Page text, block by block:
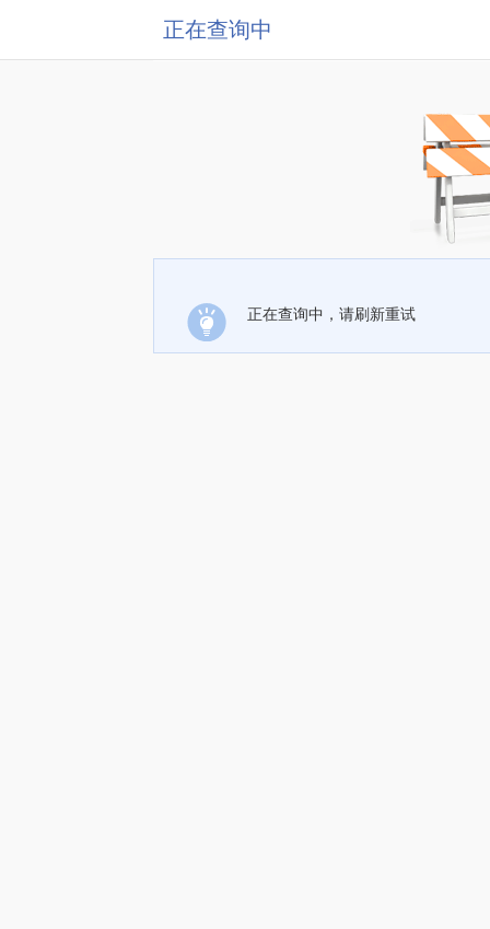
正在查询中
正在查询中，请刷新重试